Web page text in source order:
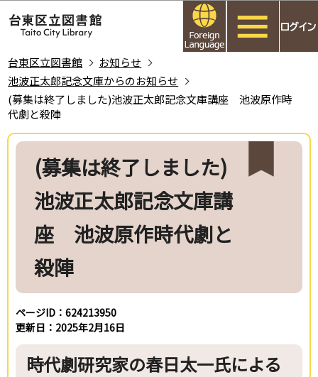
ー
ジ
の
先
頭
このページの本文へ移動
台東区立図書館
お知らせ
池波正太郎記念文庫からのお知らせ
(募集は終了しました)池波正太郎記念文庫講座 池波原作時
代劇と殺陣
本
(募集は終了しました)
池波正太郎記念文庫講
座 池波原作時代劇と
殺陣
ページID：624213950
更新日：2025年2月16日
時代劇研究家の春日太一氏による